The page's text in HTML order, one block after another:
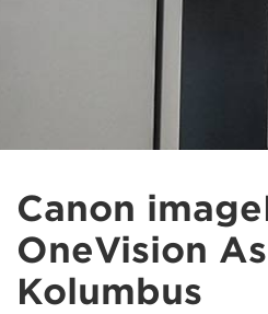
Canon
OneVision
Kolumbus